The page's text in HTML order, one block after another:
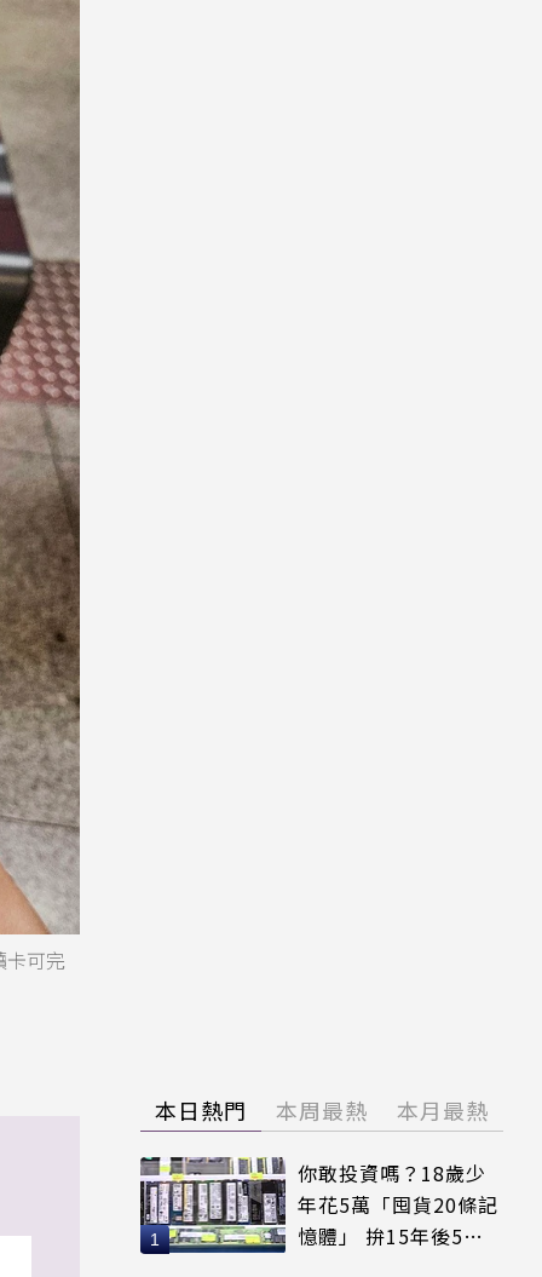
卡可完
本日熱門 本周最熱 本月最熱
你敢投資嗎？18歲少
年花5萬「囤貨20條記
憶體」 拚15年後5倍